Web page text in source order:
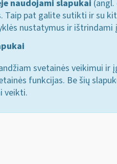
naudojami slapukai
Taip pat galite sutikti ir su
nustatymus ir ištrindami
svetainės veikimui ir
funkcijas. Be šių
veikti.